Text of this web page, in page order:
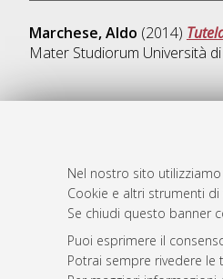
Nel nostro sito
Cookie e altri strumenti
Se chiudi questo banner
Puoi esprimere il
Potrai sempre rivedere
Marchese, Aldo (2014)
Mater Studiorum Università
Rss 1.0
Rss 2.0